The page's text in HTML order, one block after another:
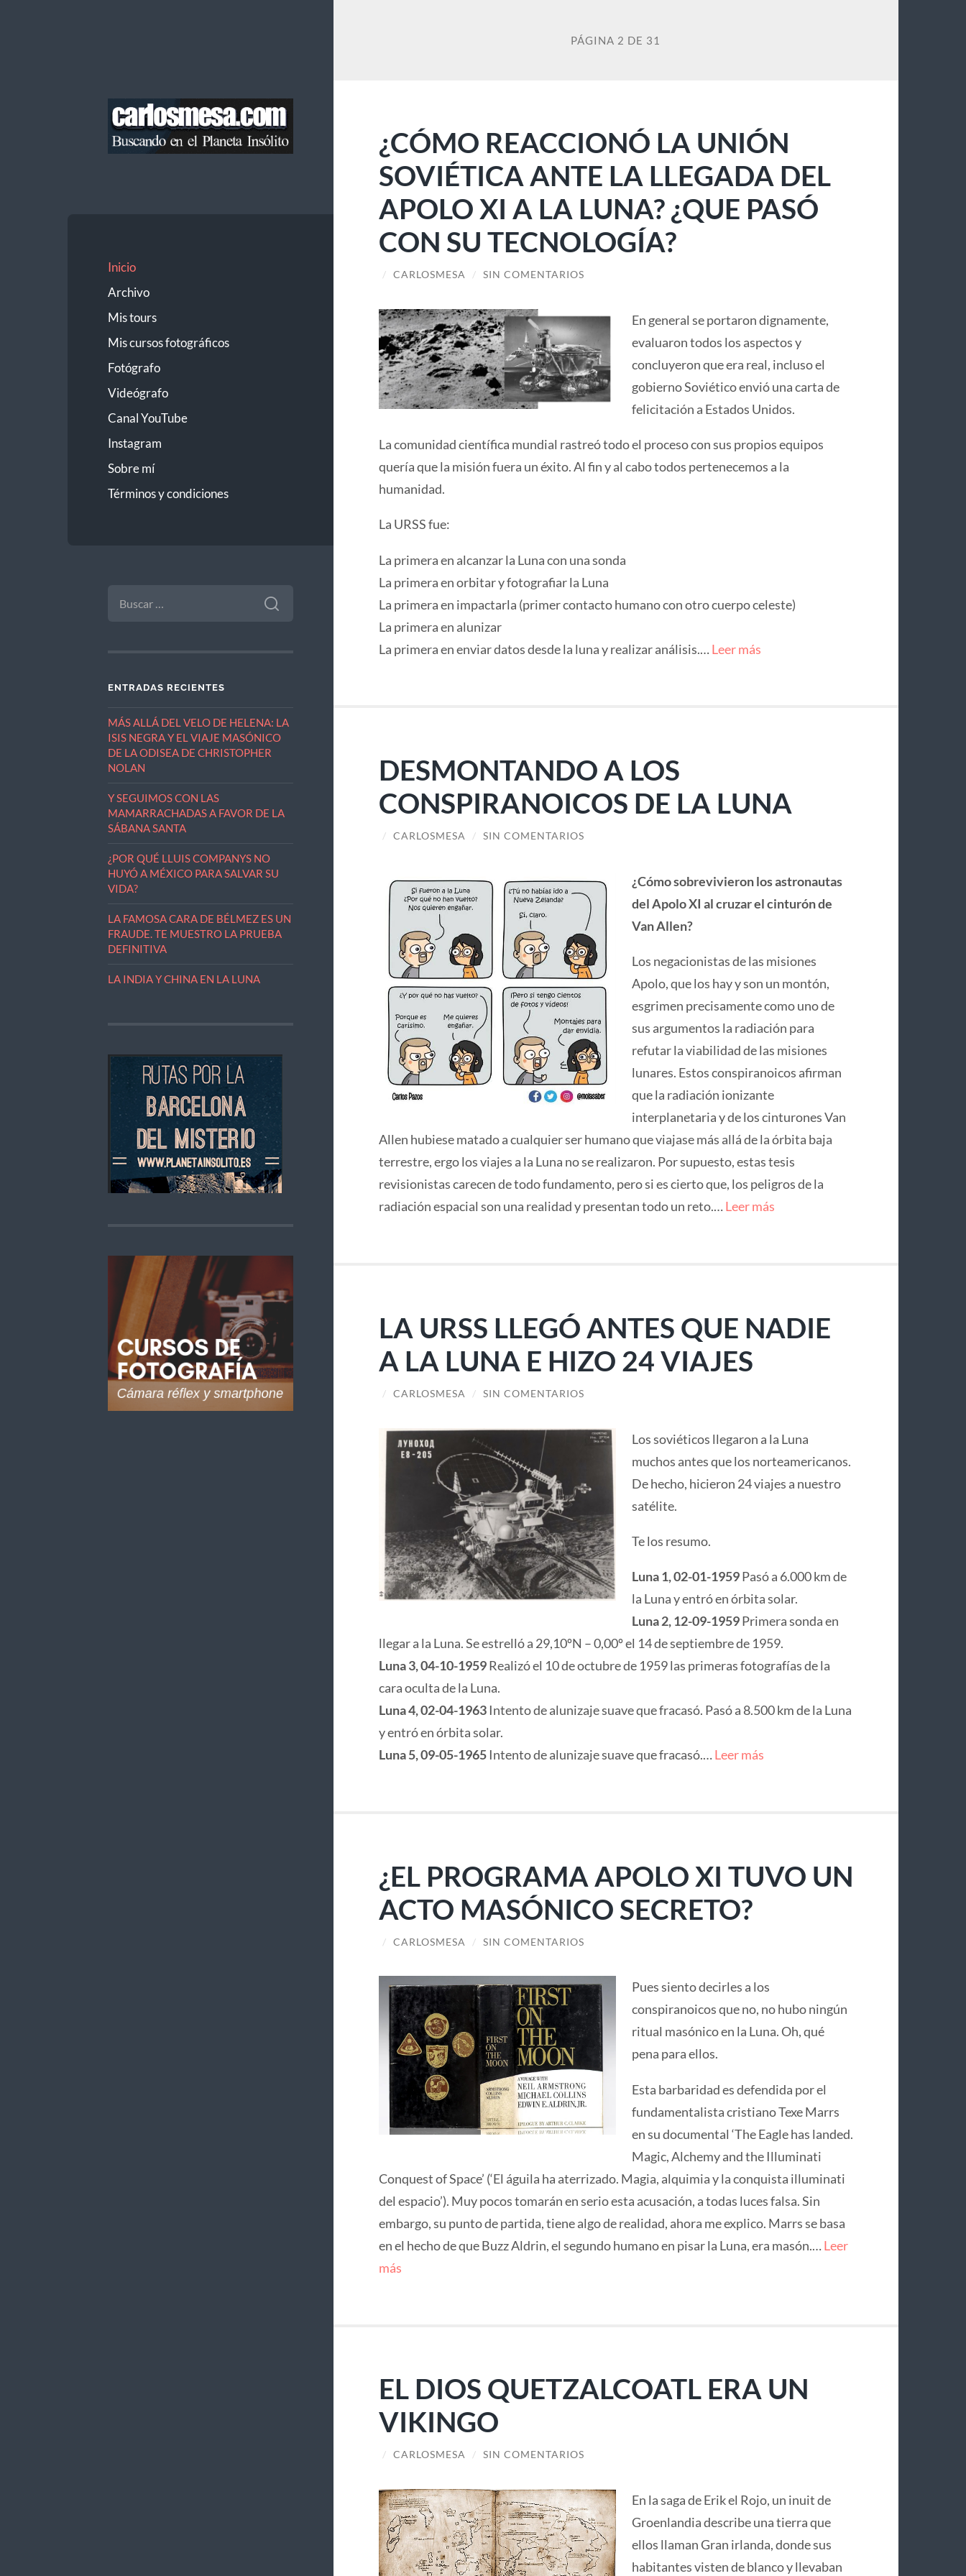
Inicio
Archivo
Mis tours
Mis cursos fotográficos
Fotógrafo
Videógrafo
Canal YouTube
Instagram
Sobre mí
Términos y condiciones
ENTRADAS RECIENTES
MÁS ALLÁ DEL VELO DE HELENA: LA
ISIS NEGRA Y EL VIAJE MASÓNICO
DE LA ODISEA DE CHRISTOPHER
NOLAN
Y SEGUIMOS CON LAS
MAMARRACHADAS A FAVOR DE LA
SÁBANA SANTA
¿POR QUÉ LLUIS COMPANYS NO
HUYÓ A MÉXICO PARA SALVAR SU
VIDA?
LA FAMOSA CARA DE BÉLMEZ ES UN
FRAUDE. TE MUESTRO LA PRUEBA
DEFINITIVA
LA INDIA Y CHINA EN LA LUNA
PÁGINA 2 DE 31
¿CÓMO REACCIONÓ LA UNIÓN
SOVIÉTICA ANTE LA LLEGADA DEL
APOLO XI A LA LUNA? ¿QUE PASÓ
CON SU TECNOLOGÍA?
/ CARLOSMESA / SIN COMENTARIOS
En general se portaron dignamente,
evaluaron todos los aspectos y
concluyeron que era real, incluso el
gobierno Soviético envió una carta de
felicitación a Estados Unidos.
La comunidad científica mundial rastreó todo el proceso con sus propios equipos
quería que la misión fuera un éxito. Al fin y al cabo todos pertenecemos a la
humanidad.
La URSS fue:
La primera en alcanzar la Luna con una sonda
La primera en orbitar y fotografiar la Luna
La primera en impactarla (primer contacto humano con otro cuerpo celeste)
La primera en alunizar
La primera en enviar datos desde la luna y realizar análisis.…Leer más
DESMONTANDO A LOS
CONSPIRANOICOS DE LA LUNA
/ CARLOSMESA / SIN COMENTARIOS
¿Cómo sobrevivieron los astronautas
del Apolo XI al cruzar el cinturón de
Van Allen?
Los negacionistas de las misiones
Apolo, que los hay y son un montón,
esgrimen precisamente como uno de
sus argumentos la radiación para
refutar la viabilidad de las misiones
lunares. Estos conspiranoicos afirman
que la radiación ionizante
interplanetaria y de los cinturones Van
Allen hubiese matado a cualquier ser humano que viajase más allá de la órbita baja
terrestre, ergo los viajes a la Luna no se realizaron. Por supuesto, estas tesis
revisionistas carecen de todo fundamento, pero si es cierto que, los peligros de la
radiación espacial son una realidad y presentan todo un reto.…Leer más
LA URSS LLEGÓ ANTES QUE NADIE
A LA LUNA E HIZO 24 VIAJES
/ CARLOSMESA / SIN COMENTARIOS
Los soviéticos llegaron a la Luna
muchos antes que los norteamericanos.
De hecho, hicieron 24 viajes a nuestro
satélite.
Te los resumo.
Luna 1, 02-01-1959Pasó a 6.000 km de
la Luna y entró en órbita solar.
Luna 2, 12-09-1959Primera sonda en
llegar a la Luna. Se estrelló a 29,10ºN – 0,00º el 14 de septiembre de 1959.
Luna 3, 04-10-1959Realizó el 10 de octubre de 1959 las primeras fotografías de la
cara oculta de la Luna.
Luna 4, 02-04-1963 Intento de alunizaje suave que fracasó. Pasó a 8.500 km de la Luna
y entró en órbita solar.
Luna 5, 09-05-1965 Intento de alunizaje suave que fracasó.…Leer más
¿EL PROGRAMA APOLO XI TUVO UN
ACTO MASÓNICO SECRETO?
/ CARLOSMESA / SIN COMENTARIOS
Pues siento decirles a los
conspiranoicos que no, no hubo ningún
ritual masónico en la Luna. Oh, qué
pena para ellos.
Esta barbaridad es defendida por el
fundamentalista cristiano Texe Marrs
en su documental ‘The Eagle has landed.
Magic, Alchemy and the Illuminati
Conquest of Space’ (‘El águila ha aterrizado. Magia, alquimia y la conquista illuminati
del espacio’). Muy pocos tomarán en serio esta acusación, a todas luces falsa. Sin
embargo, su punto de partida, tiene algo de realidad, ahora me explico. Marrs se basa
en el hecho de que Buzz Aldrin, el segundo humano en pisar la Luna, era masón.…Leer
más
EL DIOS QUETZALCOATL ERA UN
VIKINGO
/ CARLOSMESA / SIN COMENTARIOS
En la saga de Erik el Rojo, un inuit de
Groenlandia describe una tierra que
ellos llaman Gran irlanda, donde sus
habitantes visten de blanco y llevaban